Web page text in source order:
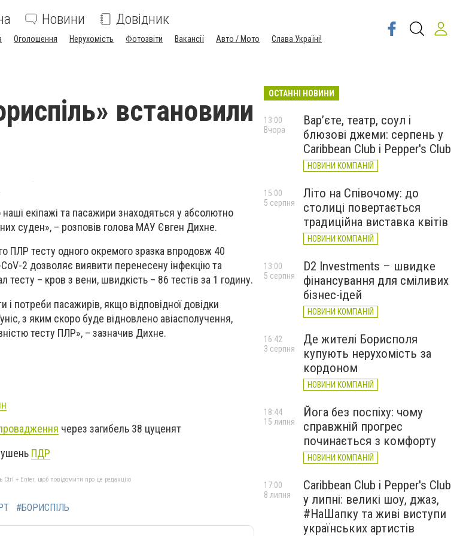
Новини Довідник
Оголошення Нерухомість Фотозвіти Вакансії Авто / Мото Слава Україні!
встановили
екіпажі та пасажири знаходяться у абсолютно
суден», – розповів голова МАУ Євген Дихне.
ПЛР тесту одного окремого зразка впродовж 40
CoV-2 дозволяє виявити перенесену інфекцію та
тесту – кров з вени, швидкість – 86 тестів за 1 годину.
потреби пасажирів, якщо відповідної довідки
з яким скоро буде відновлено авіасполучення,
тесту ПЛР», – зазначив Дихне.
через загибель 38 цуценят
ПДР
Ctrl + Enter, щоб повідомити про це редакцію
#БОРИСПІЛЬ
ОСТАННІ НОВИНИ
Вар’єте, театр, соул і
блюзові джеми: серпень у
Caribbean Club і Pepper's Club
НОВИНИ КОМПАНІЙ
13:00
Вчора
Літо на Співочому: до
столиці повертається
традиційна виставка квітів
НОВИНИ КОМПАНІЙ
15:00
5 серпня
D2 Investments – швидке
фінансування для сміливих
бізнес-ідей
НОВИНИ КОМПАНІЙ
13:00
5 серпня
Де жителі Борисполя
купують нерухомість за
кордоном
НОВИНИ КОМПАНІЙ
16:42
3 серпня
Йога без поспіху: чому
справжній прогрес
починається з комфорту
НОВИНИ КОМПАНІЙ
18:44
15 липня
Caribbean Club і Pepper's Club
у липні: великі шоу, джаз,
#НаШапку та живі виступи
українських артистів
17:00
8 липня